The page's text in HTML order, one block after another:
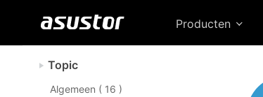
Producten
Topic
Algemeen ( 16 )